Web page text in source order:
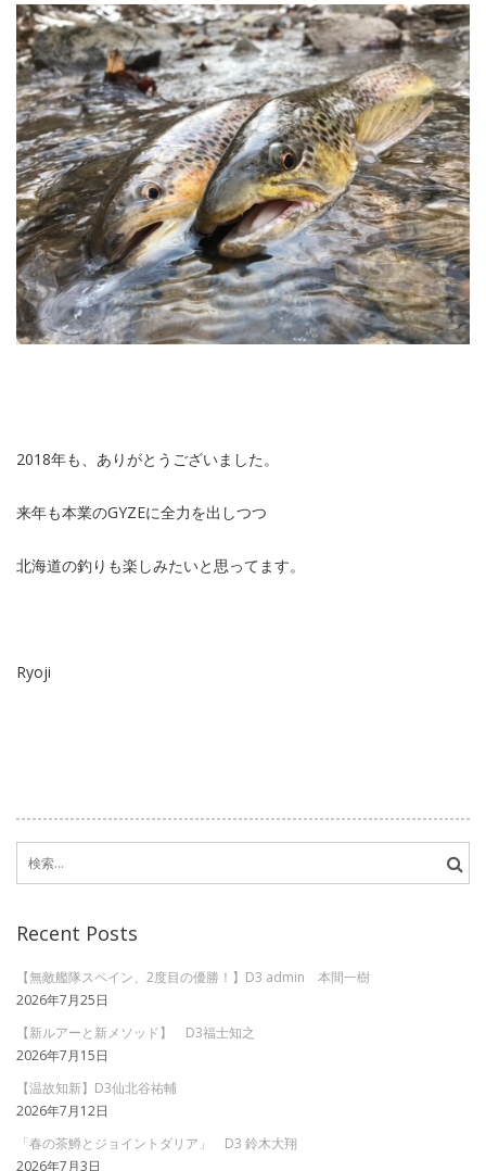
2018年も、ありがとうございました。
来年も本業のGYZEに全力を出しつつ
北海道の釣りも楽しみたいと思ってます。
Ryoji
索:
Recent Posts
【無敵艦隊スペイン、2度目の優勝！】D3 admin 本間一樹
2026年7月25日
【新ルアーと新メソッド】 D3福士知之
2026年7月15日
【温故知新】D3仙北谷祐輔
2026年7月12日
「春の茶鱒とジョイントダリア」 D3 鈴木大翔
2026年7月3日